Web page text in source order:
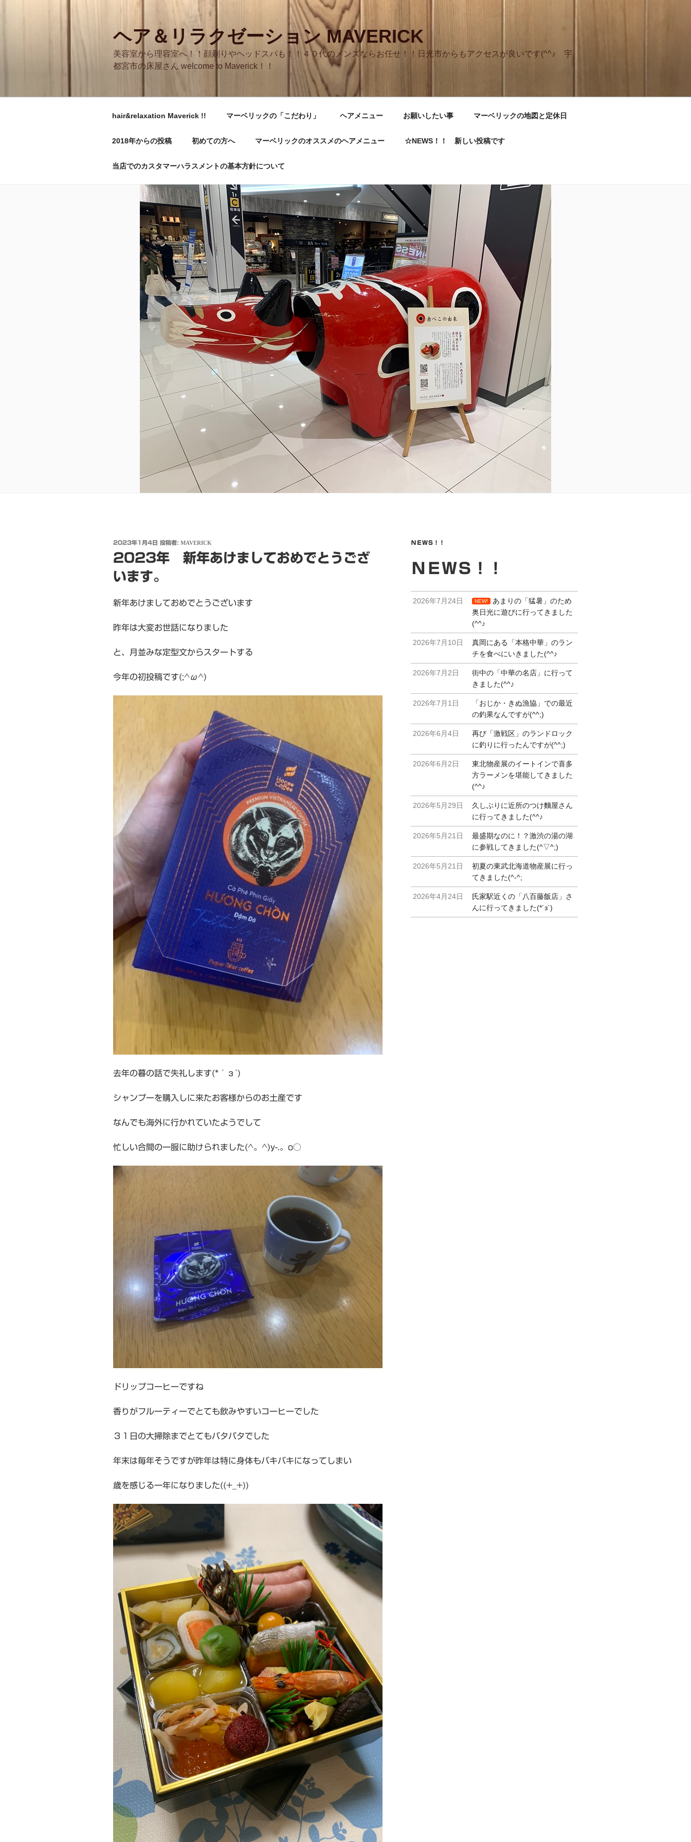
ヘア＆リラクゼーション MAVERICK
美容室から理容室へ！！顔剃りやヘッドスパも！！４０代のメンズならお任せ！！日光市からもアクセスが良いです(^^♪ 宇
都宮市の床屋さん welcome to Maverick！！
hair&relaxation Maverick !! マーベリックの「こだわり」 ヘアメニュー お願いしたい事 マーベリックの地図と定休日
2018年からの投稿 初めての方へ マーベリックのオススメのヘアメニュー ☆NEWS！！ 新しい投稿です
当店でのカスタマーハラスメントの基本方針について
投
日:
2023年1月4日 投稿者: MAVERICK
2023年 新年あけましておめでとうござ
います。
新年あけましておめでとうございます
昨年は大変お世話になりました
と、月並みな定型文からスタートする
今年の初投稿です(;^ω^)
去年の暮の話で失礼します(*´з`)
シャンプーを購入しに来たお客様からのお土産です
なんでも海外に行かれていたようでして
忙しい合間の一服に助けられました(^。^)y-.。o○
ドリップコーヒーですね
香りがフルーティーでとても飲みやすいコーヒーでした
３１日の大掃除までとてもバタバタでした
年末は毎年そうですが昨年は特に身体もバキバキになってしまい
歳を感じる一年になりました((+_+))
ＮＥＷＳ！！
ＮＥＷＳ！！
2026年7月24日 NEW!
あまりの「猛暑」のため
奥日光に遊びに行ってきました
(^^♪
2026年7月10日
真岡にある「本格中華」のラン
チを食べにいきました(^^♪
2026年7月2日
街中の「中華の名店」に行って
きました(^^♪
2026年7月1日
「おじか・きぬ漁協」での最近
の釣果なんですが(^^;)
2026年6月4日
再び「激戦区」のランドロック
に釣りに行ったんですが(^^;)
2026年6月2日
東北物産展のイートインで喜多
方ラーメンを堪能してきました
(^^♪
2026年5月29日
久しぶりに近所のつけ麵屋さん
に行ってきました(^^♪
2026年5月21日
最盛期なのに！？激渋の湯の湖
に参戦してきました(^▽^;)
2026年5月21日
初夏の東武北海道物産展に行っ
てきました(^-^;
2026年4月24日
氏家駅近くの「八百藤飯店」さ
んに行ってきました(*´з`)